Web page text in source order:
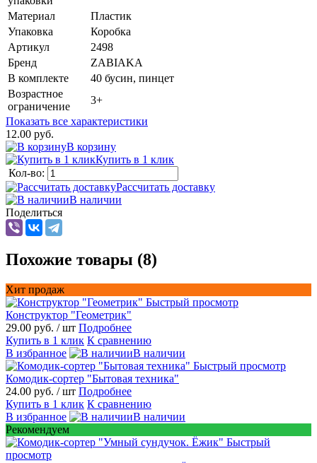
Материал
Пластик
Упаковка
Коробка
Артикул
2498
Бренд
ZABIAKA
В комплекте
40 бусин, пинцет
Возрастное
ограничение
3+
Показать все характеристики
12.00 руб.
В корзину
Купить в 1 клик
Кол-во:
Рассчитать доставку
В наличии
Поделиться
Похожие товары (8)
Хит продаж
Быстрый просмотр
Конструктор "Геометрик"
29.00 руб. / шт Подробнее
Купить в 1 клик К сравнению
В избранное
В наличии
Быстрый просмотр
Комодик-сортер "Бытовая техника"
24.00 руб. / шт Подробнее
Купить в 1 клик К сравнению
В избранное
В наличии
Рекомендуем
Быстрый
просмотр